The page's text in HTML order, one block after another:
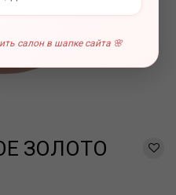
салон в шапке сайта 🌸
ЗОЛОТО